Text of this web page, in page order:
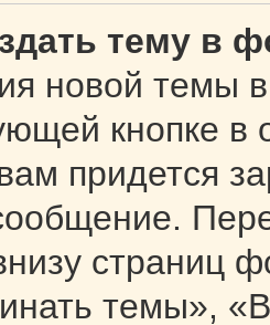
тему в
новой темы
кнопке
придется
темы»,